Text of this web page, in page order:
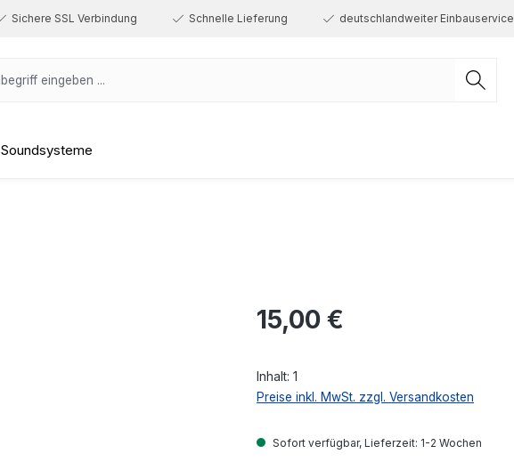
Sichere SSL Verbindung Schnelle Lieferung deutschlandweiter Einbauservice
Soundsysteme
Regulärer Preis:
15,00 €
Inhalt: 1
Preise inkl. MwSt. zzgl. Versandkosten
Sofort verfügbar, Lieferzeit: 1-2 Wochen